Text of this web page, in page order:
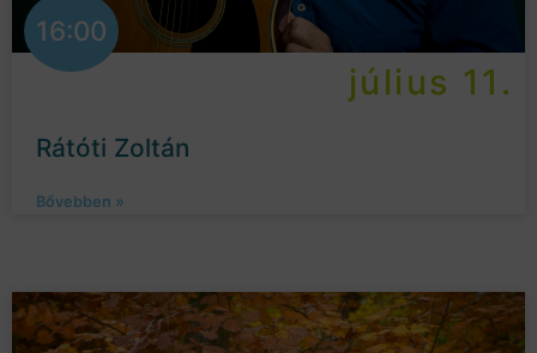
16:00
július 11.
Rátóti Zoltán
Bővebben »